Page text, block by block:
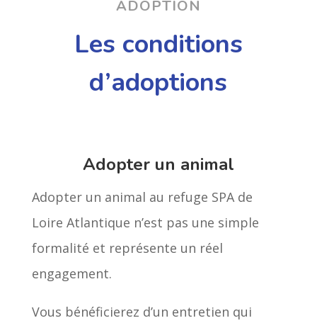
ADOPTION
Les conditions
d’adoptions
Adopter un animal
Adopter un animal au refuge SPA de
Loire Atlantique n’est pas une simple
formalité et représente un réel
engagement.
Vous bénéficierez d’un entretien qui